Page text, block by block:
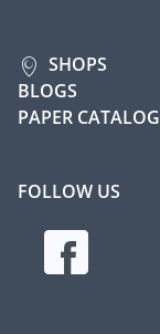
SHOPS
BLOGS
PAPER CATALOG
FOLLOW US